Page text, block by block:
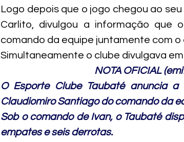
Logo depois que o jogo chegou ao
Carlito, divulgou a informação que
comando da equipe juntamente com o
Simultaneamente o clube divulgava
NOTA OFICIAL
O Esporte Clube Taubaté anuncia
Claudiomiro Santiago do comando da
Sob o comando de Ivan, o Taubaté
empates e seis derrotas.